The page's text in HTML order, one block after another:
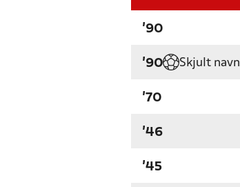
'90
'90 Skjult navn
'70
'46
'45